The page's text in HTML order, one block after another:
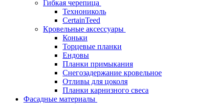
Гибкая черепица
Технониколь
CertainTeed
Кровельные аксессуары
Коньки
Торцевые планки
Ендовы
Планки примыкания
Снегозадержание кровельное
Отливы для цоколя
Планки карнизного свеса
Фасадные материалы